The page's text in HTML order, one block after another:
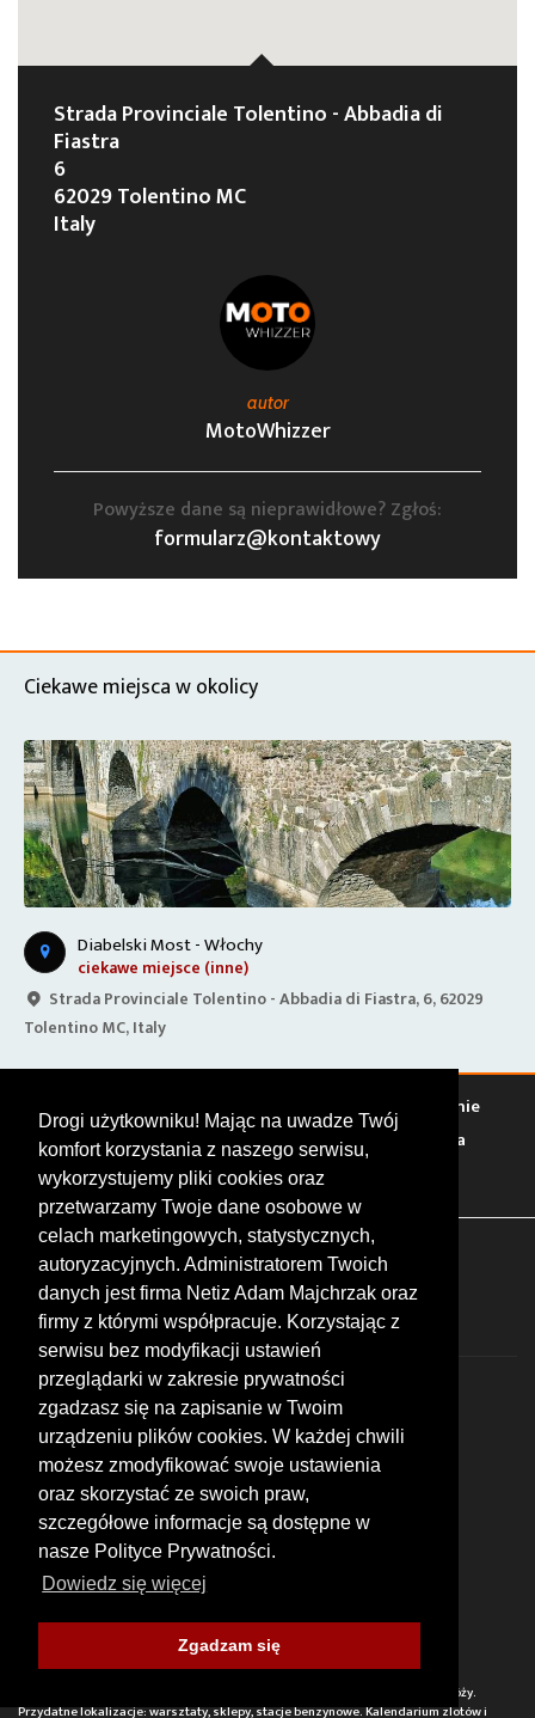
Drogi użytkowniku! Mając na uwadze Twój
komfort korzystania z naszego serwisu,
wykorzystujemy pliki cookies oraz
przetwarzamy Twoje dane osobowe w
celach marketingowych, statystycznych,
autoryzacyjnych. Administratorem Twoich
danych jest firma Netiz Adam Majchrzak oraz
firmy z którymi współpracuje. Korzystając z
serwisu bez modyfikacji ustawień
przeglądarki w zakresie prywatności
zgadzasz się na zapisanie w Twoim
urządzeniu plików cookies. W każdej chwili
możesz zmodyfikować swoje ustawienia
oraz skorzystać ze swoich praw,
szczegółowe informacje są dostępne w
nasze Polityce Prywatności.
Dowiedz się więcej
Zgadzam się
Strada Provinciale Tolentino - Abbadia di
Fiastra
6
62029 Tolentino MC
Italy
autor
MotoWhizzer
Powyższe dane są nieprawidłowe? Zgłoś:
formularz@kontaktowy
Ciekawe miejsca w okolicy
Diabelski Most - Włochy
ciekawe miejsce (inne)
Strada Provinciale Tolentino - Abbadia di Fiastra, 6, 62029
Tolentino MC, Italy
Warto zobaczyć Serwisy Stacje paliw
Jedzenie
Bary Zakwaterowanie Tory Zloty Rajdy
Spotkania
Targi Giełdy Szkolenia
FOLLOW US
© 2026 by MotoWhizzer.com
All rights reserved.
KONTAKT
ul. Chopina 16, I piętro
47-400 Racibórz
MOTOWHIZZER.COM
Baza ciekawych miejsc motocyklowych, wartych odwiedzenia w trakcie podróży.
Przydatne lokalizacje: warsztaty, sklepy, stacje benzynowe. Kalendarium zlotów i